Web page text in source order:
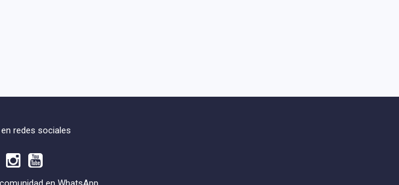
redes sociales